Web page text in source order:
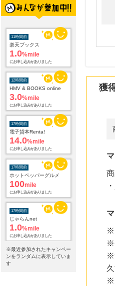
11時間前
楽天ブックス
1.0%mile
にお申し込みがありました
12時間前
HMV & BOOKS online
3.0%mile
にお申し込みがありました
17時間前
電子貸本Renta!
14.0%mile
にお申し込みがありました
17時間前
ホットペッパーグルメ
100mile
にお申し込みがありました
17時間前
じゃらんnet
1.0%mile
にお申し込みがありました
17時間前
Qoo10
※最近参加されたキャンペー
ンをランダムに表示していま
す
獲
※
※
※
※